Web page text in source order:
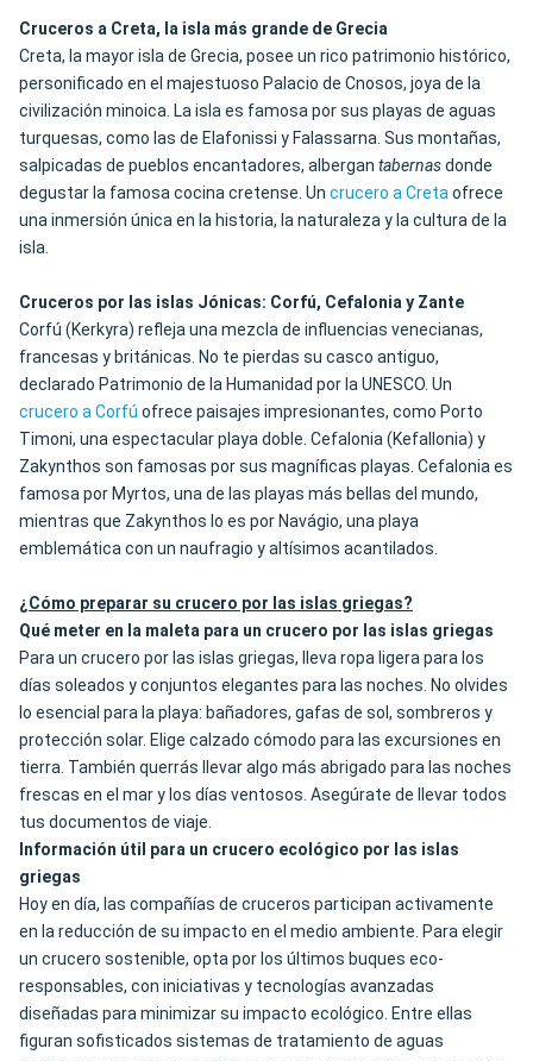
Cruceros a Creta, la isla más grande de Grecia
Creta, la mayor isla de Grecia, posee un rico patrimonio histórico,
personificado en el majestuoso Palacio de Cnosos, joya de la
civilización minoica. La isla es famosa por sus playas de aguas
turquesas, como las de Elafonissi y Falassarna. Sus montañas,
salpicadas de pueblos encantadores, albergan tabernasdonde
degustar la famosa cocina cretense. Un crucero a Cretaofrece
una inmersión única en la historia, la naturaleza y la cultura de la
isla.
Cruceros por las islas Jónicas: Corfú, Cefalonia y Zante
Corfú (Kerkyra) refleja una mezcla de influencias venecianas,
francesas y británicas. No te pierdas su casco antiguo,
declarado Patrimonio de la Humanidad por la UNESCO. Un
crucero a Corfú ofrece paisajes impresionantes, como Porto
Timoni, una espectacular playa doble. Cefalonia (Kefallonia) y
Zakynthos son famosas por sus magníficas playas. Cefalonia es
famosa por Myrtos, una de las playas más bellas del mundo,
mientras que Zakynthos lo es por Navágio, una playa
emblemática con un naufragio y altísimos acantilados.
¿Cómo preparar su crucero por las islas griegas?
Qué meter en la maleta para un crucero por las islas griegas
Para un crucero por las islas griegas, lleva ropa ligera para los
días soleados y conjuntos elegantes para las noches. No olvides
lo esencial para la playa: bañadores, gafas de sol, sombreros y
protección solar. Elige calzado cómodo para las excursiones en
tierra. También querrás llevar algo más abrigado para las noches
frescas en el mar y los días ventosos. Asegúrate de llevar todos
tus documentos de viaje.
Información útil para un crucero ecológico por las islas
griegas
Hoy en día, las compañías de cruceros participan activamente
en la reducción de su impacto en el medio ambiente. Para elegir
un crucero sostenible, opta por los últimos buques eco-
responsables, con iniciativas y tecnologías avanzadas
diseñadas para minimizar su impacto ecológico. Entre ellas
figuran sofisticados sistemas de tratamiento de aguas